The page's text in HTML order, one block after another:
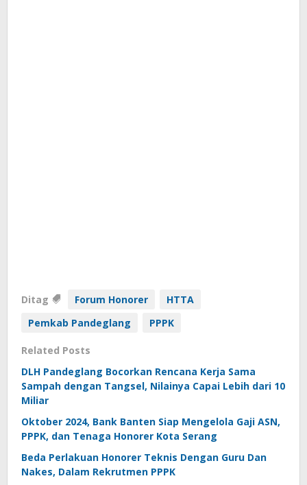
Ditag Forum Honorer
HTTA
Pemkab Pandeglang
PPPK
Related Posts
DLH Pandeglang Bocorkan Rencana Kerja Sama
Sampah dengan Tangsel, Nilainya Capai Lebih dari 10
Miliar
Oktober 2024, Bank Banten Siap Mengelola Gaji ASN,
PPPK, dan Tenaga Honorer Kota Serang
Beda Perlakuan Honorer Teknis Dengan Guru Dan
Nakes, Dalam Rekrutmen PPPK